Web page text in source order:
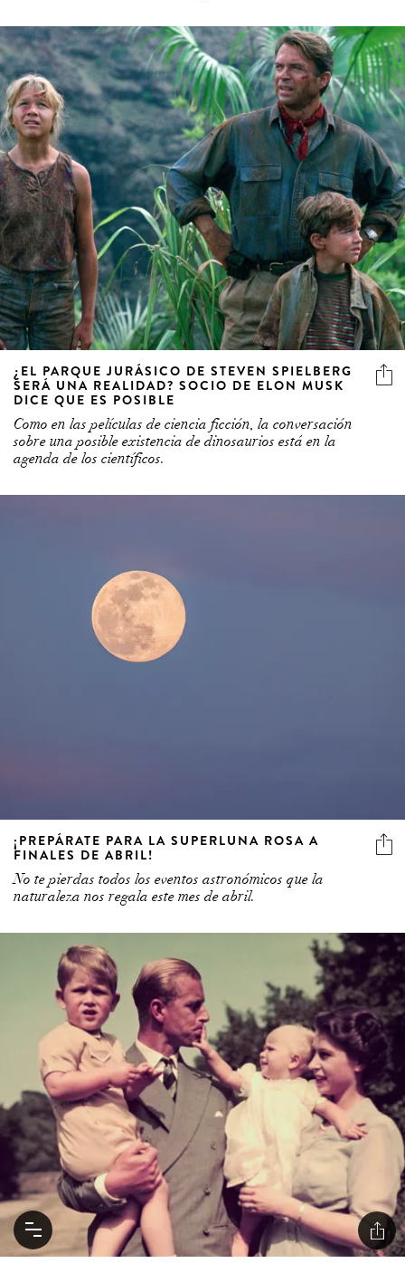
¿EL PARQUE JURÁSICO DE STEVEN SPIELBERG
SERÁ UNA REALIDAD? SOCIO DE ELON MUSK
DICE QUE ES POSIBLE
Como en las películas de ciencia ficción, la conversación
sobre una posible existencia de dinosaurios está en la
agenda de los científicos.
¡PREPÁRATE PARA LA SUPERLUNA ROSA A
FINALES DE ABRIL!
No te pierdas todos los eventos astronómicos que la
naturaleza nos regala este mes de abril.